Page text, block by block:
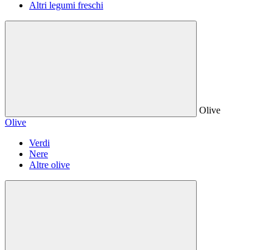
Altri legumi freschi
Olive
Olive
Verdi
Nere
Altre olive